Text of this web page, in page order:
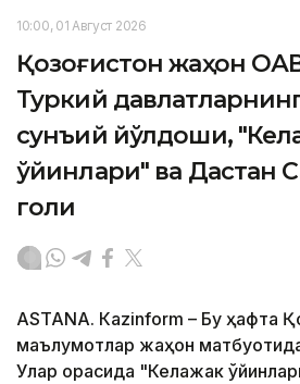
10:00, 01 Август 2026
Қозоғистон жаҳон
Туркий
сунъий йўлдоши,
ўйинлари" ва Дастан
голи
ASTANА. Кazinform – Бу ҳафта
маълумотлар жаҳон
Улар орасида "Келажак